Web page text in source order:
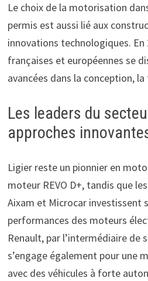
Le choix de la motorisation
permis est aussi lié aux
innovations technologiques. En
françaises et européennes se
avancées dans la conception,
Les leaders du
approches
Ligier reste un pionnier en
moteur REVO D+, tandis que
Aixam et Microcar investissent
performances des moteurs
Renault, par l’intermédiaire de
s’engage également pour une
avec des véhicules à forte